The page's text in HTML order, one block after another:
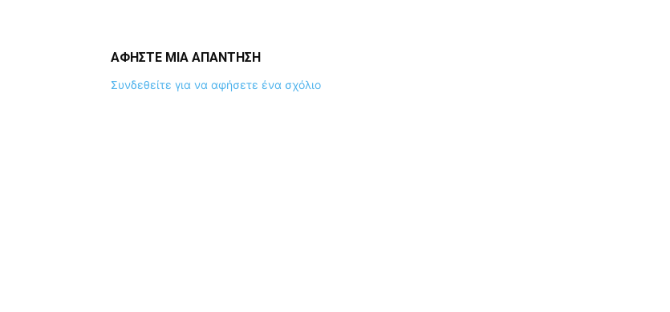
ΑΦΗΣΤΕ ΜΙΑ ΑΠΑΝΤΗΣΗ
Συνδεθείτε για να αφήσετε ένα σχόλιο